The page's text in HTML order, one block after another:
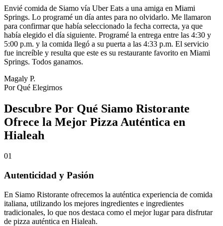
Envié comida de Siamo vía Uber Eats a una amiga en Miami
Springs. Lo programé un día antes para no olvidarlo. Me llamaron
para confirmar que había seleccionado la fecha correcta, ya que
había elegido el día siguiente. Programé la entrega entre las 4:30 y
5:00 p.m. y la comida llegó a su puerta a las 4:33 p.m. El servicio
fue increíble y resulta que este es su restaurante favorito en Miami
Springs. Todos ganamos.
Magaly P.
Por Qué Elegirnos
Descubre Por Qué Siamo Ristorante
Ofrece la Mejor Pizza Auténtica en
Hialeah
01
Autenticidad y Pasión
En Siamo Ristorante ofrecemos la auténtica experiencia de comida
italiana, utilizando los mejores ingredientes e ingredientes
tradicionales, lo que nos destaca como el mejor lugar para disfrutar
de pizza auténtica en Hialeah.